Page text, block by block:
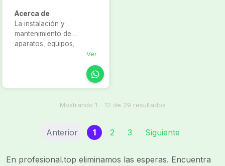
Acerca de
La instalación y
mantenimiento de
aparatos, equipos,
dispositivos y sistemas
de seguridad conectados
a centrales receptoras
de alarma o a centos de
vigilancia. Instalaciones
telegráficas, telefónicas,
Ver
Mostrando 1 - 12 de 29 resultados
Anterior 1(current)
2 3 Siguiente
En profesional.top eliminamos las esperas. Encuentra